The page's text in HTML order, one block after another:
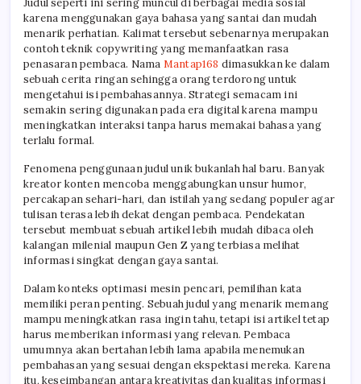
Judul seperti ini sering muncul di berbagai media sosial
karena menggunakan gaya bahasa yang santai dan mudah
menarik perhatian. Kalimat tersebut sebenarnya merupakan
contoh teknik copywriting yang memanfaatkan rasa
penasaran pembaca. Nama Mantap168 dimasukkan ke dalam
sebuah cerita ringan sehingga orang terdorong untuk
mengetahui isi pembahasannya. Strategi semacam ini
semakin sering digunakan pada era digital karena mampu
meningkatkan interaksi tanpa harus memakai bahasa yang
terlalu formal.
Fenomena penggunaan judul unik bukanlah hal baru. Banyak
kreator konten mencoba menggabungkan unsur humor,
percakapan sehari-hari, dan istilah yang sedang populer agar
tulisan terasa lebih dekat dengan pembaca. Pendekatan
tersebut membuat sebuah artikel lebih mudah dibaca oleh
kalangan milenial maupun Gen Z yang terbiasa melihat
informasi singkat dengan gaya santai.
Dalam konteks optimasi mesin pencari, pemilihan kata
memiliki peran penting. Sebuah judul yang menarik memang
mampu meningkatkan rasa ingin tahu, tetapi isi artikel tetap
harus memberikan informasi yang relevan. Pembaca
umumnya akan bertahan lebih lama apabila menemukan
pembahasan yang sesuai dengan ekspektasi mereka. Karena
itu, keseimbangan antara kreativitas dan kualitas informasi